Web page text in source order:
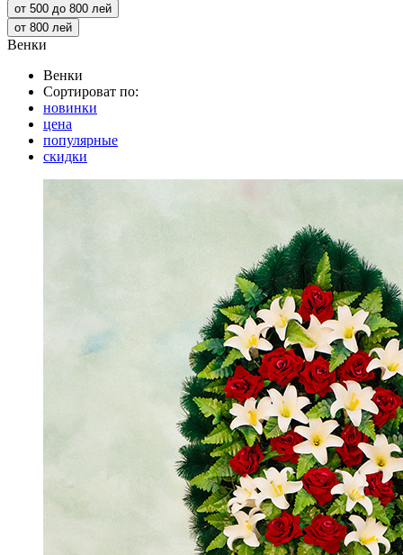
от 500 до 800 лей
от 800 лей
Венки
Венки
Сортироват по:
новинки
цена
популярные
скидки